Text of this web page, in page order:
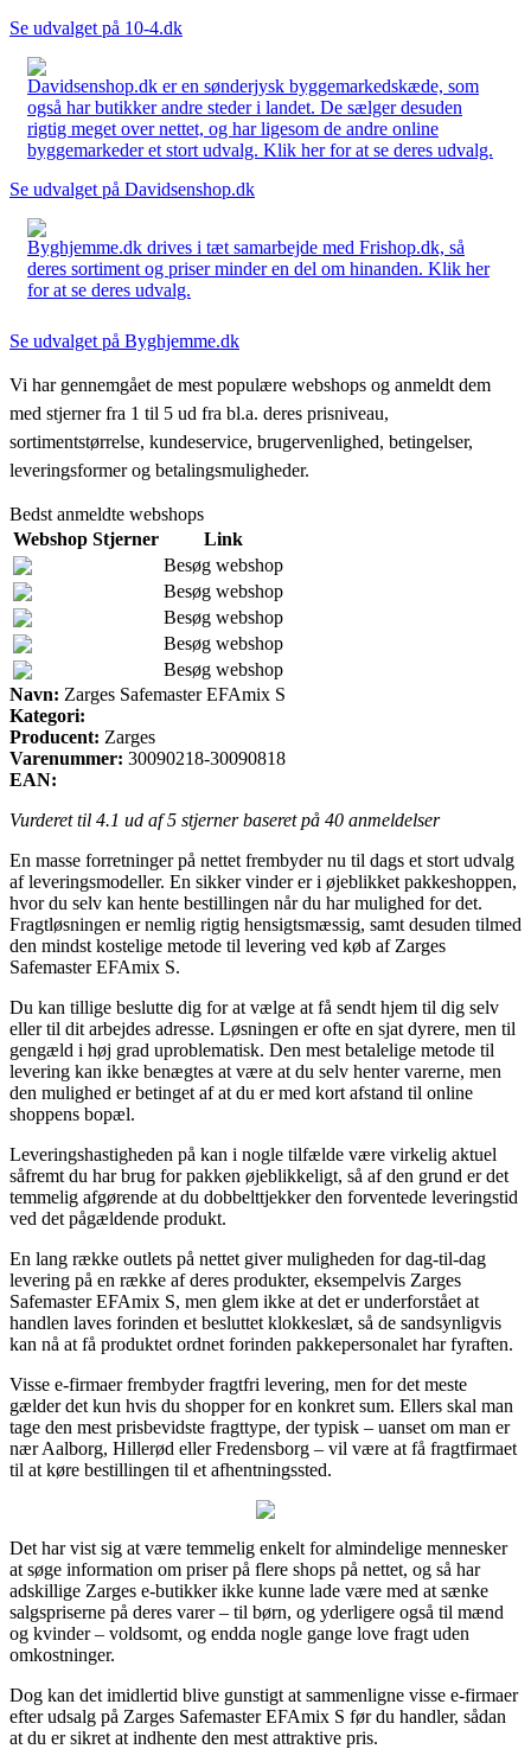
Se udvalget på 10-4.dk
Davidsenshop.dk er en sønderjysk byggemarkedskæde, som
også har butikker andre steder i landet. De sælger desuden
rigtig meget over nettet, og har ligesom de andre online
byggemarkeder et stort udvalg. Klik her for at se deres udvalg.
Se udvalget på Davidsenshop.dk
Byghjemme.dk drives i tæt samarbejde med Frishop.dk, så
deres sortiment og priser minder en del om hinanden. Klik her
for at se deres udvalg.
Se udvalget på Byghjemme.dk
Vi har gennemgået de mest populære webshops og anmeldt dem
med stjerner fra 1 til 5 ud fra bl.a. deres prisniveau,
sortimentstørrelse, kundeservice, brugervenlighed, betingelser,
leveringsformer og betalingsmuligheder.
Bedst anmeldte webshops
Webshop Stjerner
Link
Besøg webshop
Besøg webshop
Besøg webshop
Besøg webshop
Besøg webshop
Navn: Zarges Safemaster EFAmix S
Kategori:
Producent: Zarges
Varenummer: 30090218-30090818
EAN:
Vurderet til 4.1 ud af 5 stjerner baseret på 40 anmeldelser
En masse forretninger på nettet frembyder nu til dags et stort udvalg
af leveringsmodeller. En sikker vinder er i øjeblikket pakkeshoppen,
hvor du selv kan hente bestillingen når du har mulighed for det.
Fragtløsningen er nemlig rigtig hensigtsmæssig, samt desuden tilmed
den mindst kostelige metode til levering ved køb af Zarges
Safemaster EFAmix S.
Du kan tillige beslutte dig for at vælge at få sendt hjem til dig selv
eller til dit arbejdes adresse. Løsningen er ofte en sjat dyrere, men til
gengæld i høj grad uproblematisk. Den mest betalelige metode til
levering kan ikke benægtes at være at du selv henter varerne, men
den mulighed er betinget af at du er med kort afstand til online
shoppens bopæl.
Leveringshastigheden på kan i nogle tilfælde være virkelig aktuel
såfremt du har brug for pakken øjeblikkeligt, så af den grund er det
temmelig afgørende at du dobbelttjekker den forventede leveringstid
ved det pågældende produkt.
En lang række outlets på nettet giver muligheden for dag-til-dag
levering på en række af deres produkter, eksempelvis Zarges
Safemaster EFAmix S, men glem ikke at det er underforstået at
handlen laves forinden et besluttet klokkeslæt, så de sandsynligvis
kan nå at få produktet ordnet forinden pakkepersonalet har fyraften.
Visse e-firmaer frembyder fragtfri levering, men for det meste
gælder det kun hvis du shopper for en konkret sum. Ellers skal man
tage den mest prisbevidste fragttype, der typisk – uanset om man er
nær Aalborg, Hillerød eller Fredensborg – vil være at få fragtfirmaet
til at køre bestillingen til et afhentningssted.
Det har vist sig at være temmelig enkelt for almindelige mennesker
at søge information om priser på flere shops på nettet, og så har
adskillige Zarges e-butikker ikke kunne lade være med at sænke
salgspriserne på deres varer – til børn, og yderligere også til mænd
og kvinder – voldsomt, og endda nogle gange love fragt uden
omkostninger.
Dog kan det imidlertid blive gunstigt at sammenligne visse e-firmaer
efter udsalg på Zarges Safemaster EFAmix S før du handler, sådan
at du er sikret at indhente den mest attraktive pris.